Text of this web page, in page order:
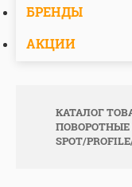
БРЕНДЫ
АКЦИИ
КАТАЛОГ
SPOT/